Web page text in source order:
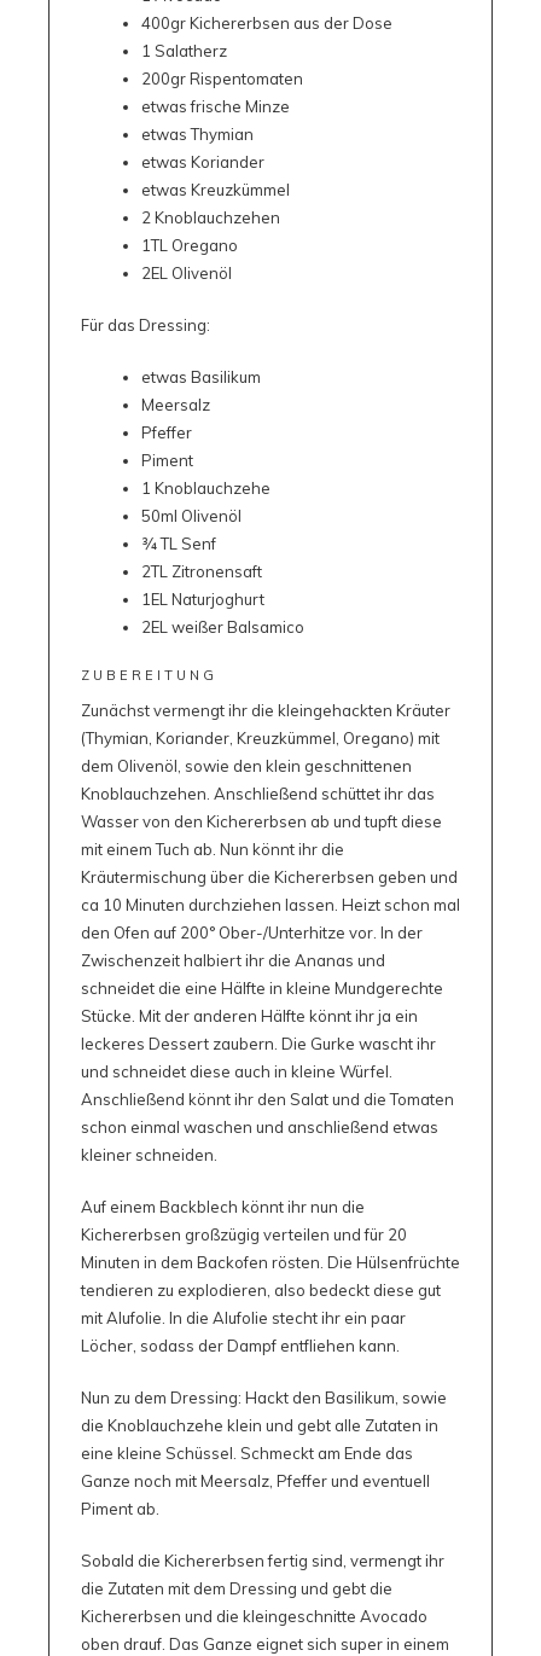
400gr Kichererbsen aus der Dose
1 Salatherz
200gr Rispentomaten
etwas frische Minze
etwas Thymian
etwas Koriander
etwas Kreuzkümmel
2 Knoblauchzehen
1TL Oregano
2EL Olivenöl
Für das Dressing:
etwas Basilikum
Meersalz
Pfeffer
Piment
1 Knoblauchzehe
50ml Olivenöl
¾ TL Senf
2TL Zitronensaft
1EL Naturjoghurt
2EL weißer Balsamico
ZUBEREITUNG
Zunächst vermengt ihr die kleingehackten Kräuter
(Thymian, Koriander, Kreuzkümmel, Oregano) mit
dem Olivenöl, sowie den klein geschnittenen
Knoblauchzehen. Anschließend schüttet ihr das
Wasser von den Kichererbsen ab und tupft diese
mit einem Tuch ab. Nun könnt ihr die
Kräutermischung über die Kichererbsen geben und
ca 10 Minuten durchziehen lassen. Heizt schon mal
den Ofen auf 200° Ober-/Unterhitze vor. In der
Zwischenzeit halbiert ihr die Ananas und
schneidet die eine Hälfte in kleine Mundgerechte
Stücke. Mit der anderen Hälfte könnt ihr ja ein
leckeres Dessert zaubern. Die Gurke wascht ihr
und schneidet diese auch in kleine Würfel.
Anschließend könnt ihr den Salat und die Tomaten
schon einmal waschen und anschließend etwas
kleiner schneiden.
Auf einem Backblech könnt ihr nun die
Kichererbsen großzügig verteilen und für 20
Minuten in dem Backofen rösten. Die Hülsenfrüchte
tendieren zu explodieren, also bedeckt diese gut
mit Alufolie. In die Alufolie stecht ihr ein paar
Löcher, sodass der Dampf entfliehen kann.
Nun zu dem Dressing: Hackt den Basilikum, sowie
die Knoblauchzehe klein und gebt alle Zutaten in
eine kleine Schüssel. Schmeckt am Ende das
Ganze noch mit Meersalz, Pfeffer und eventuell
Piment ab.
Sobald die Kichererbsen fertig sind, vermengt ihr
die Zutaten mit dem Dressing und gebt die
Kichererbsen und die kleingeschnitte Avocado
oben drauf. Das Ganze eignet sich super in einem